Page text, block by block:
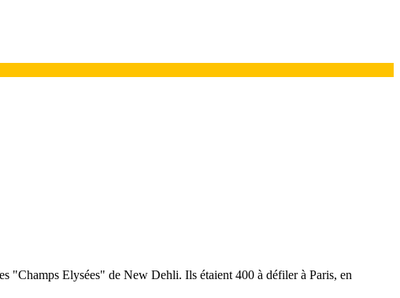
"Champs Elysées" de New Dehli. Ils étaient 400 à défiler à Paris, en